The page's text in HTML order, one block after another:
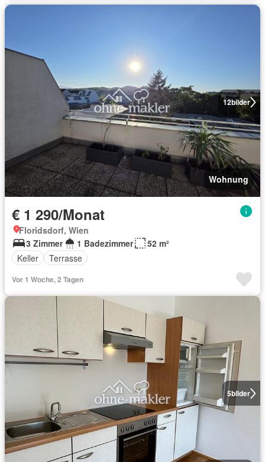
12bilder
Wohnung
€ 1 290/Monat
Floridsdorf, Wien
3 Zimmer
1 Badezimmer
52 m²
Keller
Terrasse
Vor 1 Woche, 2 Tagen
5bilder